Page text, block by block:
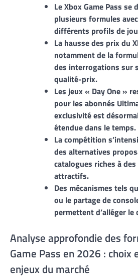
Le Xbox Game Pass se
plusieurs formules
différents profils de
La hausse des prix du
notamment de la
des interrogations sur
qualité-prix.
Les jeux « Day One »
pour les abonnés
exclusivité est
étendue dans le temps.
La compétition
des alternatives
catalogues riches à
attractifs.
Des mécanismes tels
ou le partage de
permettent d’alléger le
Analyse approfondie des
Game Pass en 2026 : choix
enjeux du marché